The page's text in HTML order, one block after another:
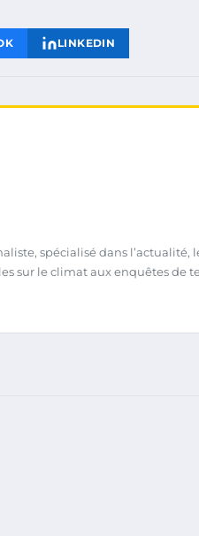
LINKEDIN
spécialisé dans
sur le climat aux enquêtes de